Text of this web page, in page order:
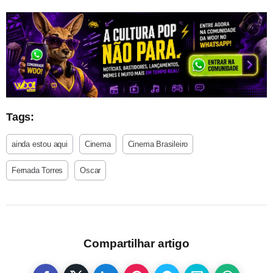
Tags:
ainda estou aqui Cinema Cinema Brasileiro
Fernada Torres Oscar
Compartilhar artigo